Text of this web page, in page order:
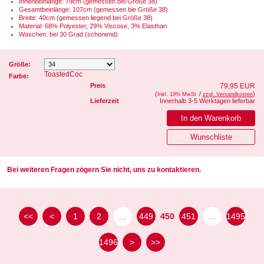
Gesamtbeinlänge: 107cm (gemessen bie Größe 38)
Breite: 40cm (gemessen liegend bei Größe 38)
Material: 68% Polyester, 29% Viscose, 3% Elasthan
Waschen: bei 30 Grad (schonend)
Größe:
Farbe:
ToastedCoc
Preis 79,95 EUR
( Inkl. 19% MwSt / zzgl. Versandkosten)
Lieferzeit
Innerhalb 3-5 Werktagen lieferbar
Bei weiteren Fragen zögern Sie nicht, uns zu kontaktieren.
<< < 1 2 449 450 451 1495
1496 > >>